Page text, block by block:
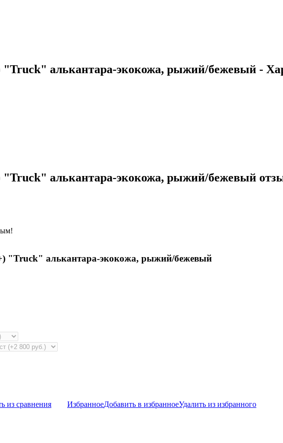
"Truck" алькантара-экокожа, рыжий/бежевый -
"Truck" алькантара-экокожа, рыжий/бежевый
"Truck" алькантара-экокожа, рыжий/бежевый
из сравнения ИзбранноеДобавить в избранноеУдалить из избранного